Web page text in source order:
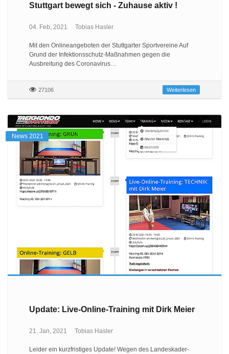
Stuttgart bewegt sich - Zuhause aktiv !
04. Feb, 2021 Tobias Hasler
Mit den Onlineangeboten der Stuttgarter Sportvereine Auf
Grund der Infektionsschutz-Maßnahmen gegen die
Ausbreitung des Coronavirus…
27106 Weiterlesen
News 2021
Update: Live-Online-Training mit Dirk Meier
21. Jan, 2021 Tobias Hasler
Leider ein kurzfristiges Update! Wegen des Landeskader-